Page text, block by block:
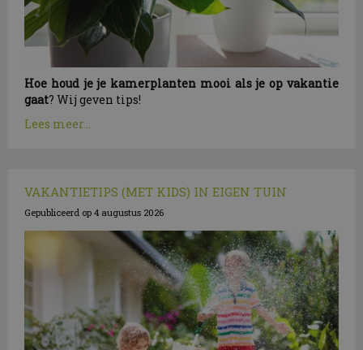
Hoe houd je je kamerplanten mooi als je op vakantie
gaat? Wij geven tips!
Lees meer...
VAKANTIETIPS (MET KIDS) IN EIGEN TUIN
Gepubliceerd op 4 augustus 2026